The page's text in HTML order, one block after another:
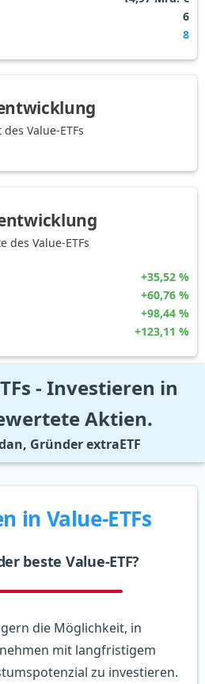
6
8
des Value-ETFs
des Value-ETFs
+35,52 %
+60,76 %
+98,44 %
+123,11 %
- Investieren in
Aktien.
Gründer extraETF
in Value-ETFs
beste Value-ETF?
die Möglichkeit, in
mit langfristigem
zu investieren.